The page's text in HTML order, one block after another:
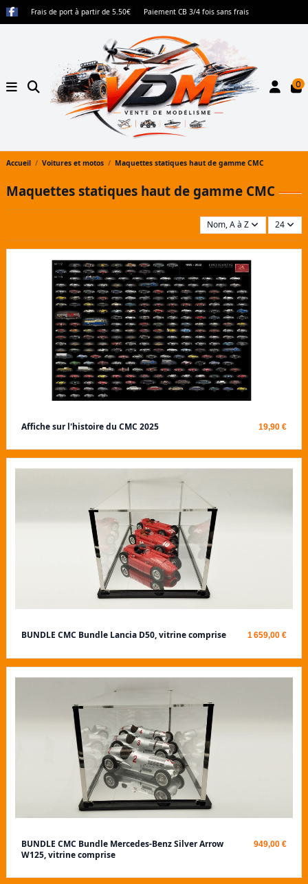
Frais de port à partir de 5.50€ Paiement CB 3/4 fois sans frais
0
Accueil Voitures et motos Maquettes statiques haut de gamme CMC
Maquettes statiques haut de gamme CMC
Nom, A à Z 24
Affiche sur l'histoire du CMC 2025 19,90 €
BUNDLE CMC Bundle Lancia D50, vitrine comprise 1 659,00 €
BUNDLE CMC Bundle Mercedes-Benz Silver Arrow
W125, vitrine comprise
949,00 €